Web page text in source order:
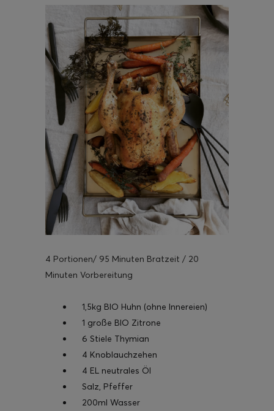
4 Portionen/ 95 Minuten Bratzeit / 20
Minuten Vorbereitung
1,5kg BIO Huhn (ohne Innereien)
1 große BIO Zitrone
6 Stiele Thymian
4 Knoblauchzehen
4 EL neutrales Öl
Salz, Pfeffer
200ml Wasser